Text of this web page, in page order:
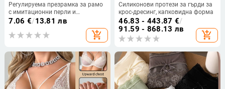
Регулируема презрамка за рамо
с имитационни перли и
отстранима верига за горно
7.06 €/13.81 лв
add_shopping_cart
Силиконови протези за гърди за
крос-дресинг, капковидна форма
46.83 - 443.87 €/
91.59 - 868.13 лв
add_shopping_cart